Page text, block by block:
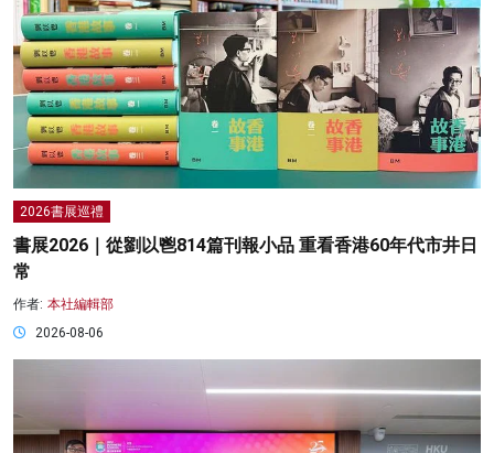
2026書展巡禮
書展2026｜從劉以鬯814篇刊報小品 重看香港60年代市井日
常
作者: 本社編輯部
2026-08-06